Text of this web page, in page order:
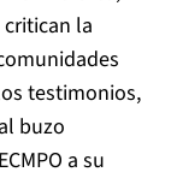
la
testimonios,
buzo
a su